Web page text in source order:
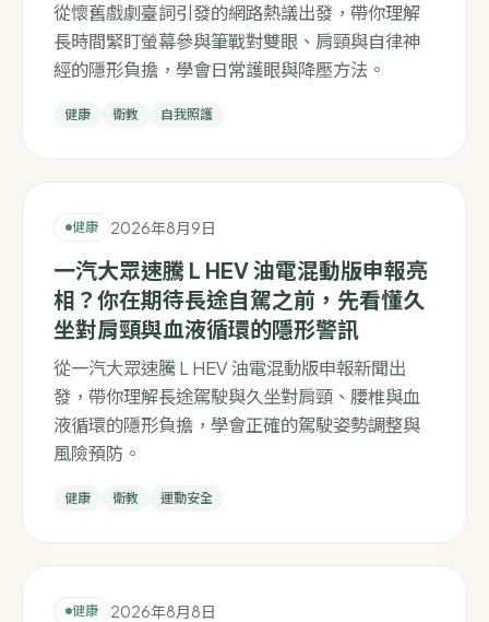
從懷舊戲劇臺詞引發的網路熱議出發，帶你理解
長時間緊盯螢幕參與筆戰對雙眼、肩頸與自律神
經的隱形負擔，學會日常護眼與降壓方法。
健康 衛教 自我照護
健康 2026年8月9日
一汽大眾速騰 L HEV 油電混動版申報亮
相？你在期待長途自駕之前，先看懂久
坐對肩頸與血液循環的隱形警訊
從一汽大眾速騰 L HEV 油電混動版申報新聞出
發，帶你理解長途駕駛與久坐對肩頸、腰椎與血
液循環的隱形負擔，學會正確的駕駛姿勢調整與
風險預防。
健康 衛教 運動安全
健康 2026年8月8日